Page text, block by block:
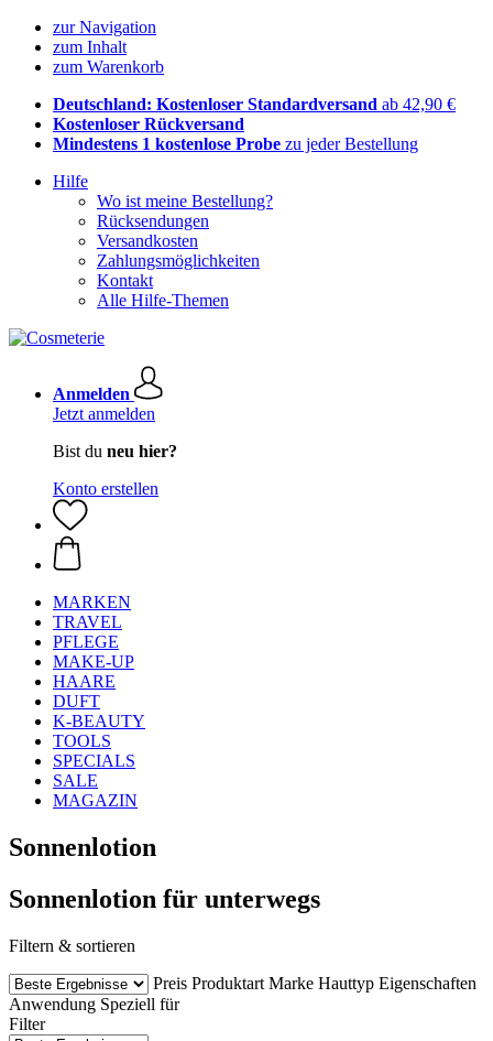
zur Navigation
zum Inhalt
zum Warenkorb
Deutschland: Kostenloser Standardversand ab 42,90 €
Kostenloser Rückversand
Mindestens 1 kostenlose Probe zu jeder Bestellung
Hilfe
Wo ist meine Bestellung?
Rücksendungen
Versandkosten
Zahlungsmöglichkeiten
Kontakt
Alle Hilfe-Themen
Anmelden
Jetzt anmelden
Bist du neu hier?
Konto erstellen
MARKEN
TRAVEL
PFLEGE
MAKE-UP
HAARE
DUFT
K-BEAUTY
TOOLS
SPECIALS
SALE
MAGAZIN
Sonnenlotion
Sonnenlotion für unterwegs
Filtern & sortieren
Preis Produktart Marke Hauttyp Eigenschaften
Anwendung Speziell für
Filter